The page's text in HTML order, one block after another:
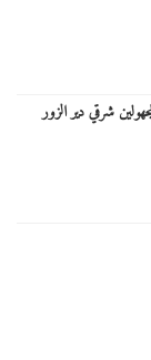
شرقي دير الزور